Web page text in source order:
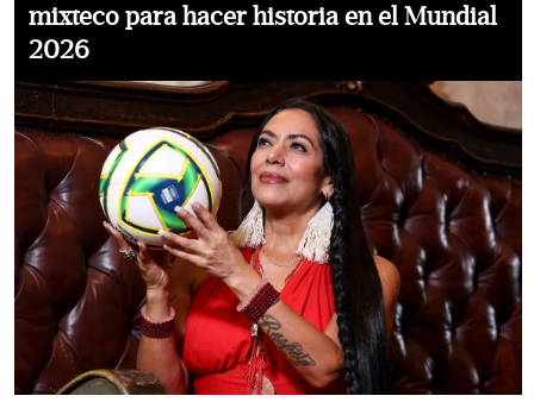
mixteco para hacer historia en el Mundial
2026